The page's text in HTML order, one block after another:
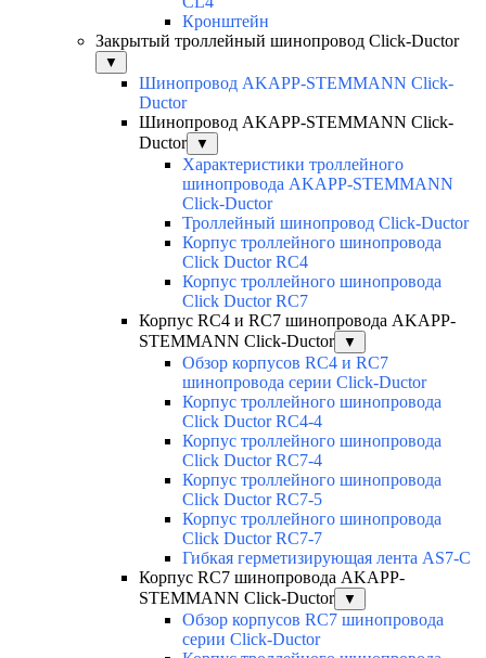
Кронштейн
Закрытый троллейный шинопровод Click-Ductor
▼
Шинопровод AKAPP-STEMMANN Click-
Ductor
Шинопровод AKAPP-STEMMANN Click-
Ductor
▼
Характеристики троллейного
шинопровода AKAPP-STEMMANN
Click-Ductor
Троллейный шинопровод Click-Ductor
Корпус троллейного шинопровода
Click Ductor RC4
Корпус троллейного шинопровода
Click Ductor RC7
Корпус RC4 и RC7 шинопровода AKAPP-
STEMMANN Click-Ductor
▼
Обзор корпусов RC4 и RC7
шинопровода серии Click-Ductor
Корпус троллейного шинопровода
Click Ductor RC4-4
Корпус троллейного шинопровода
Click Ductor RC7-4
Корпус троллейного шинопровода
Click Ductor RC7-5
Корпус троллейного шинопровода
Click Ductor RC7-7
Гибкая герметизирующая лента AS7-C
Корпус RC7 шинопровода AKAPP-
STEMMANN Click-Ductor
▼
Обзор корпусов RC7 шинопровода
серии Click-Ductor